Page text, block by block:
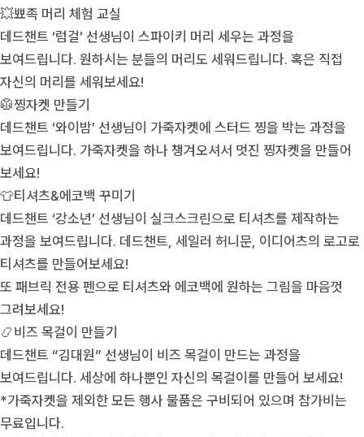
💥뾰족 머리 체험 교실
데드챈트 ‘럼걸’ 선생님이 스파이키 머리 세우는 과정을
보여드립니다. 원하시는 분들의 머리도 세워드립니다. 혹은 직접
자신의 머리를 세워보세요!
🥼찡자켓 만들기
데드챈트 ‘와이밤’ 선생님이 가죽자켓에 스터드 찡을 박는 과정을
보여드립니다. 가죽자켓을 하나 챙겨오셔서 멋진 찡자켓을 만들어
보세요!
👕티셔츠&에코백 꾸미기
데드챈트 ‘강소년’ 선생님이 실크스크린으로 티셔츠를 제작하는
과정을 보여드립니다. 데드챈트, 세일러 허니문, 이디어츠의 로고로
티셔츠를 만들어보세요!
또 패브릭 전용 펜으로 티셔츠와 에코백에 원하는 그림을 마음껏
그려보세요!
📿비즈 목걸이 만들기
데드챈트 “김대원” 선생님이 비즈 목걸이 만드는 과정을
보여드립니다. 세상에 하나뿐인 자신의 목걸이를 만들어 보세요!
*가죽자켓을 제외한 모든 행사 물품은 구비되어 있으며 참가비는
무료입니다.